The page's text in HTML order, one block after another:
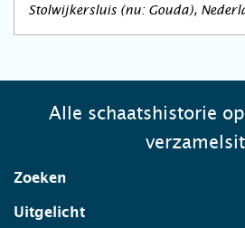
Stolwijkersluis (nu: Gouda),
Alle schaatshistorie
Zoeken
Uitgelicht